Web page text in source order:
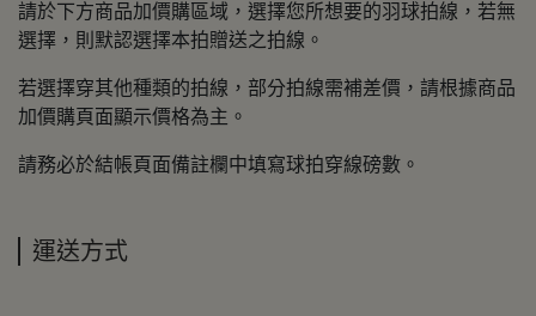
請於下方商品加價購區域，選擇您所想要的羽球拍線，若無
選擇，則默認選擇本拍贈送之拍線。
若選擇穿其他種類的拍線，部分拍線需補差價，請根據商品
加價購頁面顯示價格為主。
請務必於結帳頁面備註欄中填寫球拍穿線磅數。
運送方式